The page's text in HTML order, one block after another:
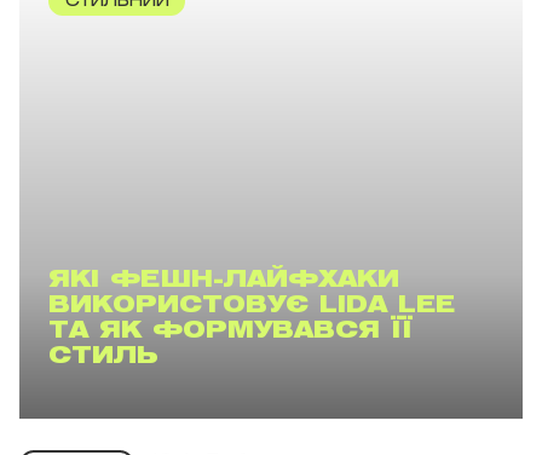
ЯКІ ФЕШН-ЛАЙФХАКИ
ВИКОРИСТОВУЄ LIDA LEE
ТА ЯК ФОРМУВАВСЯ ЇЇ
СТИЛЬ